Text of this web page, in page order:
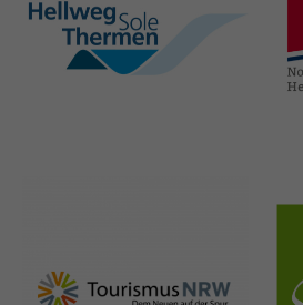
hellweg-sole-
thermen.de
nrw-